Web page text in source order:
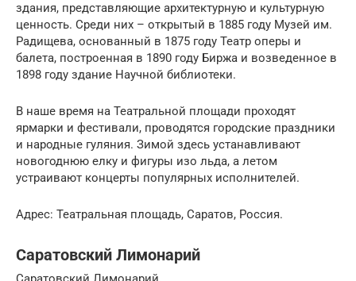
здания, представляющие архитектурную и культурную
ценность. Среди них – открытый в 1885 году Музей им.
Радищева, основанный в 1875 году Театр оперы и
балета, построенная в 1890 году Биржа и возведенное в
1898 году здание Научной библиотеки.
В наше время на Театральной площади проходят
ярмарки и фестивали, проводятся городские праздники
и народные гуляния. Зимой здесь устанавливают
новогоднюю елку и фигуры изо льда, а летом
устраивают концерты популярных исполнителей.
Адрес: Театральная площадь, Саратов, Россия.
Саратовский Лимонарий